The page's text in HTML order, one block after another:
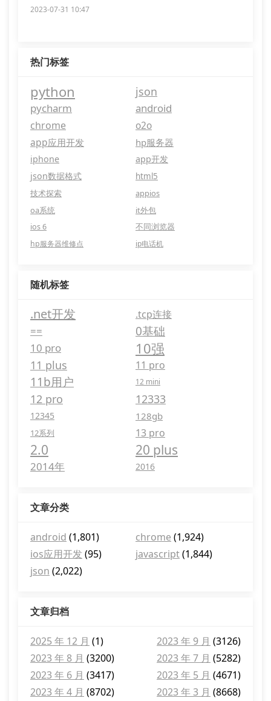
2023-07-31 10:47
热门标签
python json
pycharm android
chrome
o2o
app应用开发
hp服务器
iphone
app开发
json数据格式
html5
技术探索
appios
oa系统
it外包
ios 6
不同浏览器
hp服务器维修点
ip电话机
随机标签
.net开发 .tcp连接
== 0基础
10 pro 10强
11 plus 11 pro
11b用户 12 mini
12 pro 12333
12345 128gb
12系列 13 pro
2.0 20 plus
2014年 2016
文章分类
android (1,801) chrome (1,924)
ios应用开发 (95) javascript(1,844)
json (2,022)
文章归档
2025 年 12 月 (1) 2023 年 9 月 (3126)
2023 年 8 月 (3200) 2023 年 7 月 (5282)
2023 年 6 月 (3417) 2023 年 5 月 (4671)
2023 年 4 月 (8702) 2023 年 3 月 (8668)